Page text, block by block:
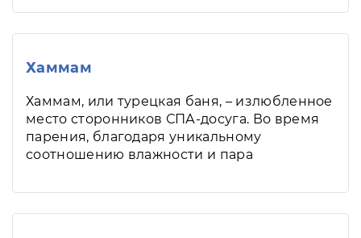
Хаммам
Хаммам, или турецкая баня, – излюбленное
место сторонников СПА-досуга. Во время
парения, благодаря уникальному
соотношению влажности и пара